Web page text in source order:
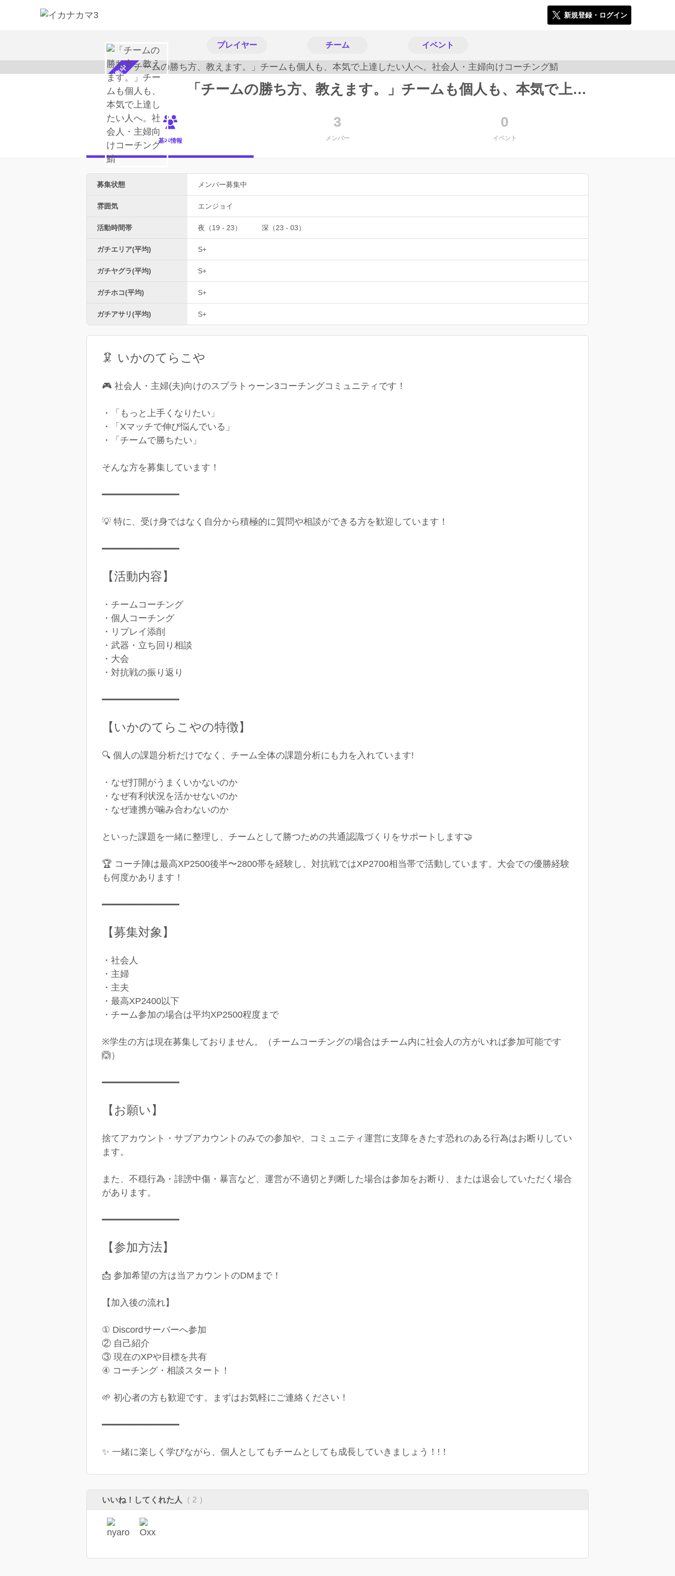
新規登録・ログイン
プレイヤー チーム イベント
メンバー募集中 984 「チームの勝ち方、教えます。」チームも個人も、本気で上達したい人へ。社会人・主婦向けコーチング鯖
基本情報
3
メンバー
0
イベント
募集状態 メンバー募集中
雰囲気 エンジョイ
活動時間帯 夜（19 - 23） 深（23 - 03）
ガチエリア(平均) S+
ガチヤグラ(平均) S+
ガチホコ(平均) S+
ガチアサリ(平均) S+
🦑 いかのてらこや
🎮 社会人・主婦(夫)向けのスプラトゥーン3コーチングコミュニティです！
・「もっと上手くなりたい」
・「Xマッチで伸び悩んでいる」
・「チームで勝ちたい」
そんな方を募集しています！
━━━━━━━━━━━━━━
💡 特に、受け身ではなく自分から積極的に質問や相談ができる方を歓迎しています！
━━━━━━━━━━━━━━
【活動内容】
・チームコーチング
・個人コーチング
・リプレイ添削
・武器・立ち回り相談
・大会
・対抗戦の振り返り
━━━━━━━━━━━━━━
【いかのてらこやの特徴】
🔍 個人の課題分析だけでなく、チーム全体の課題分析にも力を入れています!
・なぜ打開がうまくいかないのか
・なぜ有利状況を活かせないのか
・なぜ連携が噛み合わないのか
といった課題を一緒に整理し、チームとして勝つための共通認識づくりをサポートします🤝
🏆 コーチ陣は最高XP2500後半〜2800帯を経験し、対抗戦ではXP2700相当帯で活動しています。大会での優勝経験
も何度かあります！
━━━━━━━━━━━━━━
【募集対象】
・社会人
・主婦
・主夫
・最高XP2400以下
・チーム参加の場合は平均XP2500程度まで
※学生の方は現在募集しておりません。（チームコーチングの場合はチーム内に社会人の方がいれば参加可能です
🙆）
━━━━━━━━━━━━━━
【お願い】
捨てアカウント・サブアカウントのみでの参加や、コミュニティ運営に支障をきたす恐れのある行為はお断りしてい
ます。
また、不穏行為・誹謗中傷・暴言など、運営が不適切と判断した場合は参加をお断り、または退会していただく場合
があります。
━━━━━━━━━━━━━━
【参加方法】
📩 参加希望の方は当アカウントのDMまで！
【加入後の流れ】
① Discordサーバーへ参加
② 自己紹介
③ 現在のXPや目標を共有
④ コーチング・相談スタート！
🌱 初心者の方も歓迎です。まずはお気軽にご連絡ください！
━━━━━━━━━━━━━━
✨ 一緒に楽しく学びながら、個人としてもチームとしても成長していきましょう！!！
いいね！してくれた人 （ 2 ）